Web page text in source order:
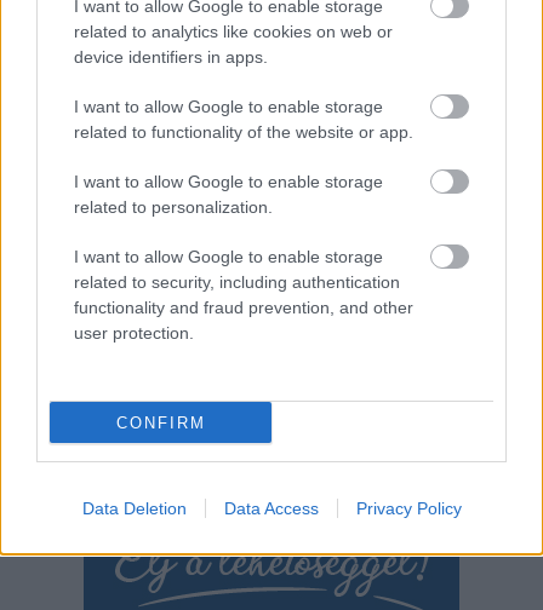
I want to allow Google to enable storage
related to analytics like cookies on web or
device identifiers in apps.
I want to allow Google to enable storage
related to functionality of the website or app.
I want to allow Google to enable storage
related to personalization.
I want to allow Google to enable storage
related to security, including authentication
functionality and fraud prevention, and other
user protection.
CONFIRM
Data Deletion Data Access Privacy Policy
Ferenc szolnoki lakos a Facebookon részletesen számolt be
arról, hogy a területen újra megjelentek hajléktalanok,
rendszeresen italozók és droghasználók, gyakran eszméletlen
Szolnok drog,hajléktalan,intézkedés
Bejegyzés
navigáció
Régebbi bejegyzések